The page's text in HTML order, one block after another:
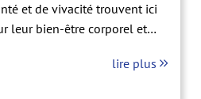
et de vivacité trouvent ici
leur bien-être corporel et
des lieux. Sorties
lire plus